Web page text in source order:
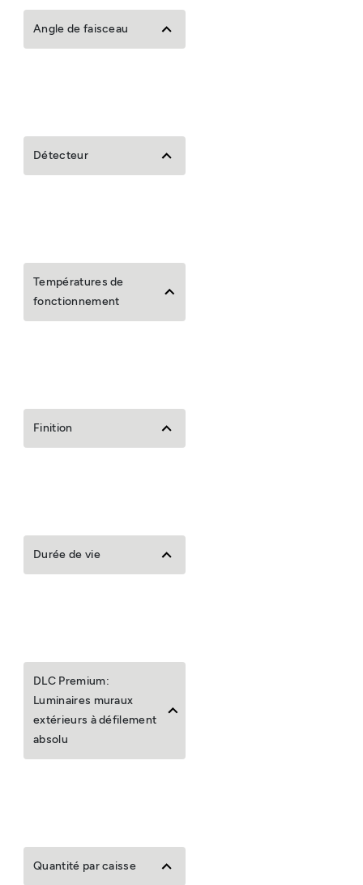
Angle de faisceau
Détecteur
Températures de
fonctionnement
Finition
Durée de vie
DLC Premium:
Luminaires muraux
extérieurs à défilement
absolu
Quantité par caisse